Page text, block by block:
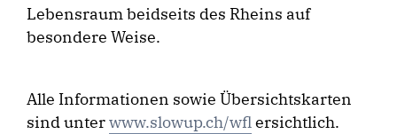
Lebensraum beidseits des Rheins auf
besondere Weise.
Alle Informationen sowie Übersichtskarten
sind unterwww.slowup.ch/wflersichtlich.